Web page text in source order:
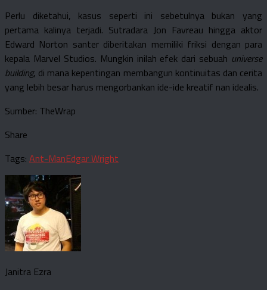
Perlu diketahui, kasus seperti ini sebetulnya bukan yang
pertama kalinya terjadi. Sutradara Jon Favreau hingga aktor
Edward Norton santer diberitakan memiliki friksi dengan para
kepala Marvel Studios. Mungkin inilah efek dari sebuah universe
building, di mana kepentingan membangun kontinuitas dan cerita
yang lebih besar harus mengorbankan ide-ide kreatif nan idealis.
Sumber: TheWrap
Share
Tags: Ant-ManEdgar Wright
Janitra Ezra